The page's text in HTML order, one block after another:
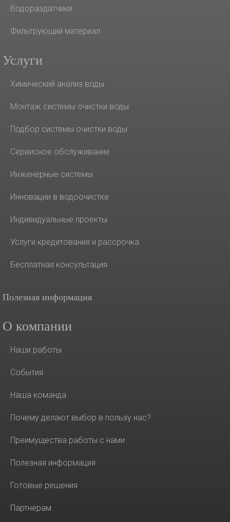
Водораздатчики
Фильтрующий материал
Услуги
Химический анализ воды
Монтаж системы очистки воды
Подбор системы очистки воды
Сервисное обслуживание
Инженерные системы
Инновации в водоочистке
Индивидуальные проекты
Услуги кредитования и рассрочка
Бесплатная консультация
Полезная информация
О компании
Наши работы
События
Наша команда
Почему делают выбор в пользу нас?
Преимущества работы с нами
Полезная информация
Готовые решения
Партнерам